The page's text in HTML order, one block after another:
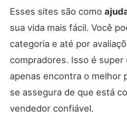
Esses sites são como
sua vida mais fácil. Você
categoria e até por
compradores. Isso é super
apenas encontra o melhor
se assegura de que está
vendedor confiável.